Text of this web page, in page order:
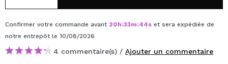
Confirmer votre commande avant 20h:33m:44s et sera expédiée de
notre entrepôt le 10/08/2026
4 commentaire(s) / Ajouter un commentaire